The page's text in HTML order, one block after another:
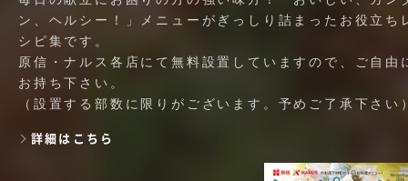
ン、ヘルシー！」メニューがぎっしり詰まったお役立ち
シピ集です。
原信・ナルス各店にて無料設置していますので、ご自由
お持ち下さい。
（設置する部数に限りがございます。予めご了承下さい
詳細はこちら